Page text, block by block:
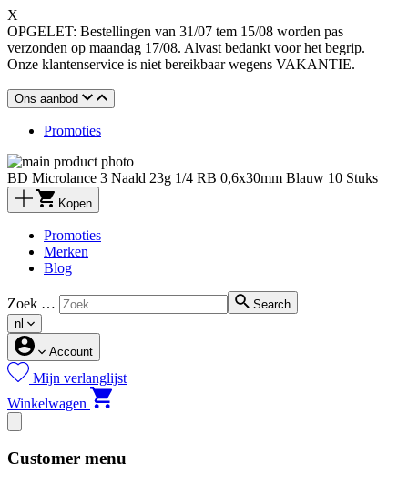
X
OPGELET: Bestellingen van 31/07 tem 15/08 worden pas
verzonden op maandag 17/08. Alvast bedankt voor het begrip.
Onze klantenservice is niet bereikbaar wegens VAKANTIE.
Ons aanbod
Promoties
BD Microlance 3 Naald 23g 1/4 RB 0,6x30mm Blauw 10 Stuks
Kopen
Promoties
Merken
Blog
Zoek …
Search
nl
Account
Mijn verlanglijst
Winkelwagen
Customer menu